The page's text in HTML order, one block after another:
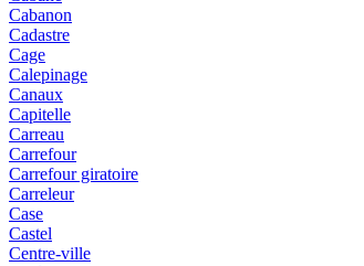
Cabanon
Cadastre
Cage
Calepinage
Canaux
Capitelle
Carreau
Carrefour
Carrefour giratoire
Carreleur
Case
Castel
Centre-ville